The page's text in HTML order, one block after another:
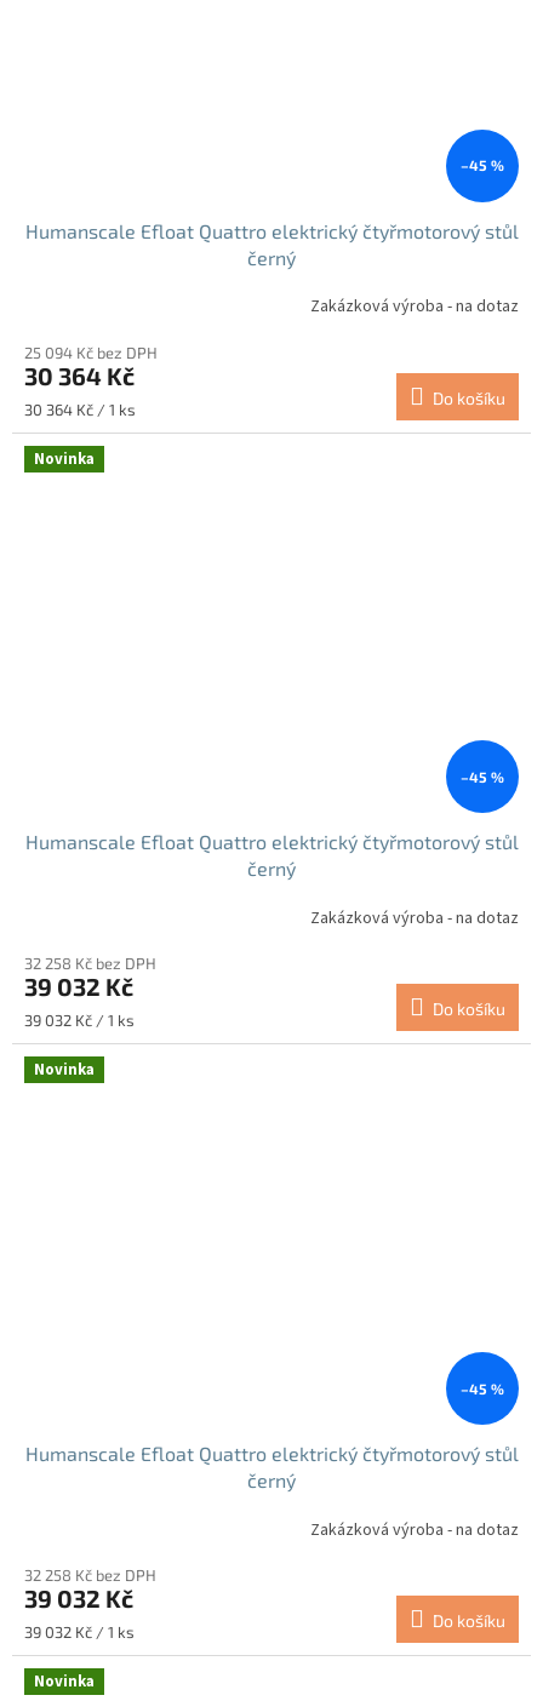
–45 %
Humanscale Efloat Quattro elektrický čtyřmotorový stůl
černý
Zakázková výroba - na dotaz
25 094 Kč bez DPH
30 364 Kč
Měrná
cena:
30 364 Kč / 1 ks
Do košíku
Novinka
–45 %
Humanscale Efloat Quattro elektrický čtyřmotorový stůl
černý
Zakázková výroba - na dotaz
32 258 Kč bez DPH
39 032 Kč
Měrná
cena:
39 032 Kč / 1 ks
Do košíku
Novinka
–45 %
Humanscale Efloat Quattro elektrický čtyřmotorový stůl
černý
Zakázková výroba - na dotaz
32 258 Kč bez DPH
39 032 Kč
Měrná
cena:
39 032 Kč / 1 ks
Do košíku
Novinka